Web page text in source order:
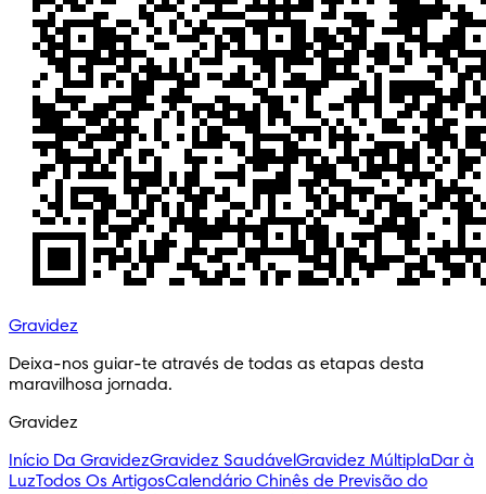
Gravidez
Deixa-nos guiar-te através de todas as etapas desta
maravilhosa jornada.
Gravidez
Início Da GravidezGravidez SaudávelGravidez MúltiplaDar à
LuzTodos Os ArtigosCalendário Chinês de Previsão do